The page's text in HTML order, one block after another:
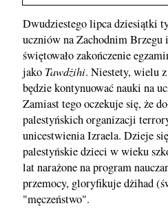
Dwudziestego lipca dziesiątki
uczniów na Zachodnim Brzegu
świętowało zakończenie
jako Tawdżihi. Niestety, wielu
będzie kontynuować nauki na
Zamiast tego oczekuje się, że
palestyńskich organizacji
unicestwienia Izraela. Dzieje
palestyńskie dzieci w wieku
lat narażone na program
przemocy, gloryfikuje dżihad
"męczeństwo".